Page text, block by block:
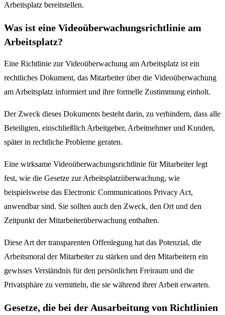
Arbeitsplatz bereitstellen.
Was ist eine Videoüberwachungsrichtlinie am
Arbeitsplatz?
Eine Richtlinie zur Videoüberwachung am Arbeitsplatz ist ein
rechtliches Dokument, das Mitarbeiter über die Videoüberwachung
am Arbeitsplatz informiert und ihre formelle Zustimmung einholt.
Der Zweck dieses Dokuments besteht darin, zu verhindern, dass alle
Beteiligten, einschließlich Arbeitgeber, Arbeitnehmer und Kunden,
später in rechtliche Probleme geraten.
Eine wirksame Videoüberwachungsrichtlinie für Mitarbeiter legt
fest, wie die Gesetze zur Arbeitsplatzüberwachung, wie
beispielsweise das Electronic Communications Privacy Act,
anwendbar sind. Sie sollten auch den Zweck, den Ort und den
Zeitpunkt der Mitarbeiterüberwachung enthalten.
Diese Art der transparenten Offenlegung hat das Potenzial, die
Arbeitsmoral der Mitarbeiter zu stärken und den Mitarbeitern ein
gewisses Verständnis für den persönlichen Freiraum und die
Privatsphäre zu vermitteln, die sie während ihrer Arbeit erwarten.
Gesetze, die bei der Ausarbeitung von Richtlinien